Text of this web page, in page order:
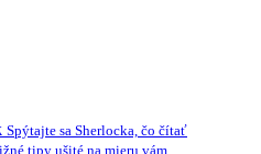
Spýtajte sa Sherlocka, čo čítať
tipy ušité na mieru vám